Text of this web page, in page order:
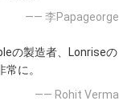
—— 李Papageorge
の製造者、Lonriseの
に。
—— Rohit Verma